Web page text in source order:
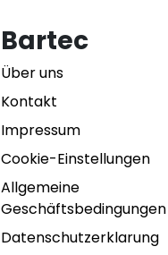
Bartec
Über uns
Kontakt
Impressum
Cookie-Einstellungen
Allgemeine
Geschäftsbedingungen
Datenschutzerklarung